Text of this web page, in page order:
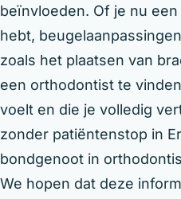
beïnvloeden. Of je nu
hebt,
zoals het plaatsen van
een orthodontist te
voelt en die je volledig
zonder patiëntenstop in
bondgenoot in
We hopen dat deze